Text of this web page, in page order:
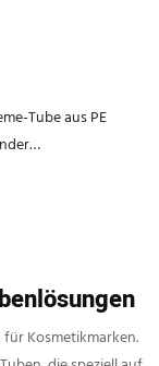
Tube aus PE
Kosmetikmarken.